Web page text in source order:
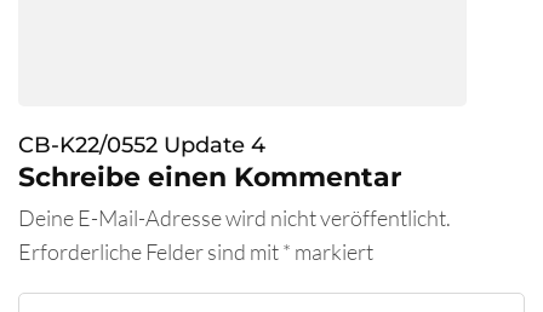
CB-K22/0552 Update 4
Schreibe einen Kommentar
Deine E-Mail-Adresse wird nicht veröffentlicht.
Erforderliche Felder sind mit* markiert